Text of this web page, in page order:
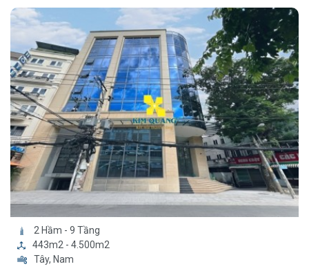
2 Hầm - 9 Tầng
443m2 - 4.500m2
Tây, Nam